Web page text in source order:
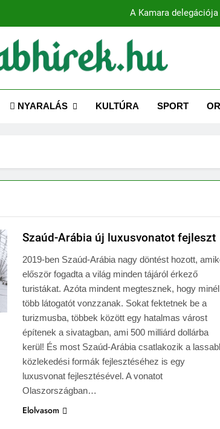
A Kamara
Több mint 80 globális vezető beszél
– Naprakész hírek magyarul!
NYARALÁS KULTÚRA SPORT
Szaúd-Arábia új luxusvonatot fejleszt
2019-ben Szaúd-Arábia nagy döntést hozott,
először fogadta a világ minden tájáról érkező
turistákat. Azóta mindent megtesznek, hogy minél
több látogatót vonzzanak. Sokat fektetnek be a
turizmusba, többek között egy hatalmas várost
építenek a sivatagban, ami 500 milliárd dollárba
kerül! És most Szaúd-Arábia csatlakozik a
közlekedési formák fejlesztéséhez is egy
luxusvonat fejlesztésével. A vonatot
Olaszországban…
Elolvasom